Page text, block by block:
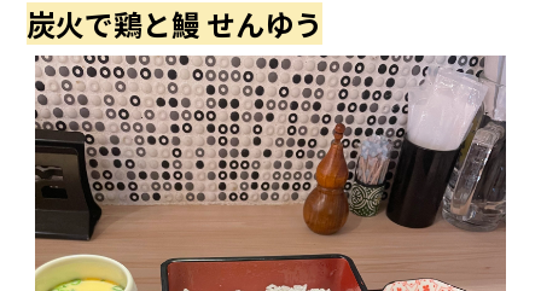
炭火で鶏と鰻 せんゆう